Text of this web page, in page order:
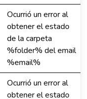
Ocurrió un error al
obtener el estado
de la carpeta
%folder% del email
%email%
Ocurrió un error al
obtener el estado